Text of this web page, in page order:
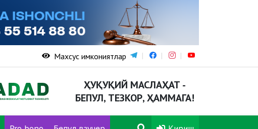
Махсус имкониятлар
ҲУҚУҚИЙ МАСЛАҲАТ -
БЕПУЛ, ТЕЗКОР, ҲАММАГА!